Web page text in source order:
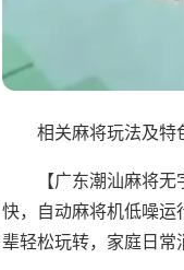
相关麻将玩法及特
【广东潮汕麻将
快，自动麻将机低噪运
辈轻松玩转，家庭日常